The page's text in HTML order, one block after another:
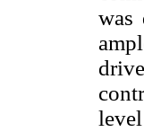
was
level